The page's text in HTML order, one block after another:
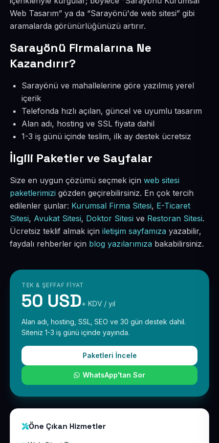
Web Tasarım” ya da “Sarayönü'de web sitesi” gibi
aramalarda görünürlüğünüzü artırır.
Sarayönü Firmalarına Ne
Kazandırır?
Sarayönü ve mahallelerine göre yazılmış yerel
içerik
Telefonda hızlı açılan, güncel ve uyumlu tasarım
Alan adı, hosting ve SSL fiyata dahil
1-3 iş günü içinde teslim, ilk ay destek ücretsiz
İlgili Paketler ve Sayfalar
Size en uygun çözümü seçmek için web sitesi
paketlerimizi gözden geçirebilirsiniz. En çok tercih
edilenler şunlar: Kurumsal Firma Sitesi, E-Ticaret
Sitesi, Avukat Sitesi, Doktor Sitesi ve Restoran Sitesi.
Ücretsiz teklif almak için iletişim sayfamıza yazabilir,
faydalı rehberler için blog yazılarımıza bakabilirsiniz.
TEK & ŞEFFAF FIYAT
50 USD+ KDV / yıl
Alan adı, hosting, SSL, SEO ve 30 gün destek dahil.
Siteniz 1-3 iş günü içinde yayında.
Paketleri İncele
WhatsApp'tan Sor
Öne Çıkan Hizmetler